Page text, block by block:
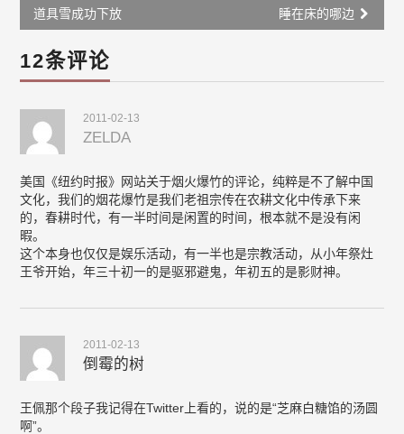
navigation
道具雪成功下放
睡在床的哪边
12条评论
2011-02-13
ZELDA
美国《纽约时报》网站关于烟火爆竹的评论，纯粹是不了解中国
文化，我们的烟花爆竹是我们老祖宗传在农耕文化中传承下来
的，春耕时代，有一半时间是闲置的时间，根本就不是没有闲
暇。
这个本身也仅仅是娱乐活动，有一半也是宗教活动，从小年祭灶
王爷开始，年三十初一的是驱邪避鬼，年初五的是影财神。
2011-02-13
倒霉的树
王佩那个段子我记得在Twitter上看的，说的是“芝麻白糖馅的汤圆
啊”。